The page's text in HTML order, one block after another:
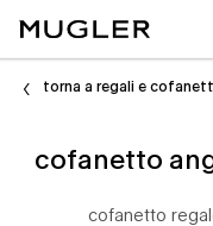
torna a regali e
cofanetto
cofanetto